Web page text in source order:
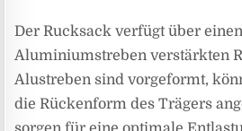
Der Rucksack verfügt über
Aluminiumstreben verstärkten
Alustreben sind vorgeformt,
die Rückenform des Trägers